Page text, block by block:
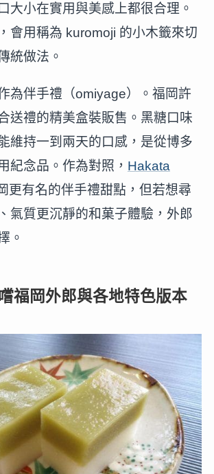
大小在實用與美感上都很合理。
會用稱為 kuromoji 的小木籤來切
統做法。
為伴手禮（omiyage）。福岡許
送禮的精美盒裝販售。黑糖口味
維持一到兩天的口感，是從博多
紀念品。作為對照， Hakata
更有名的伴手禮甜點，但若想尋
氣質更沉靜的和菓子體驗，外郎
。
福岡外郎與各地特色版本